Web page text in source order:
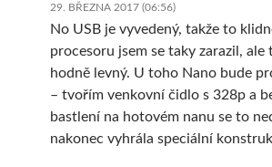
29. BŘEZNA 2017 (06:56)
No USB je vyvedený, takže to
procesoru jsem se taky zarazil, ale
hodně levný. U toho Nano bude
– tvořím venkovní čidlo s 328p a
bastlení na hotovém nanu se to
nakonec vyhrála speciální